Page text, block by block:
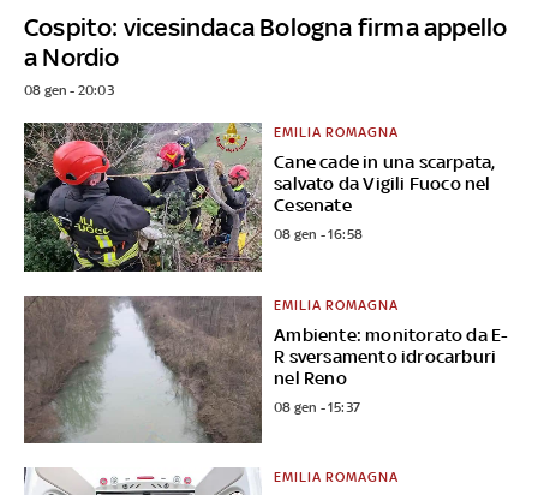
Cospito: vicesindaca Bologna firma appello
a Nordio
08 gen - 20:03
Cane cade in una scarpata,
salvato da Vigili Fuoco nel
Cesenate
EMILIA ROMAGNA
08 gen - 16:58
Ambiente: monitorato da E-
R sversamento idrocarburi
nel Reno
EMILIA ROMAGNA
08 gen - 15:37
EMILIA ROMAGNA